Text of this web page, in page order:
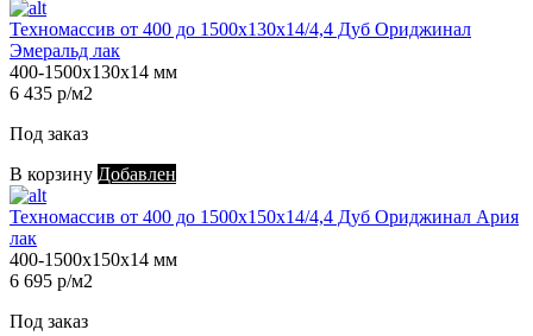
Техномассив от 400 до 1500х130х14/4,4 Дуб Ориджинал
Эмеральд лак
400-1500х130х14 мм
6 435 р/м2
Под заказ
В корзину Добавлен
Техномассив от 400 до 1500х150х14/4,4 Дуб Ориджинал Ария
лак
400-1500х150х14 мм
6 695 р/м2
Под заказ